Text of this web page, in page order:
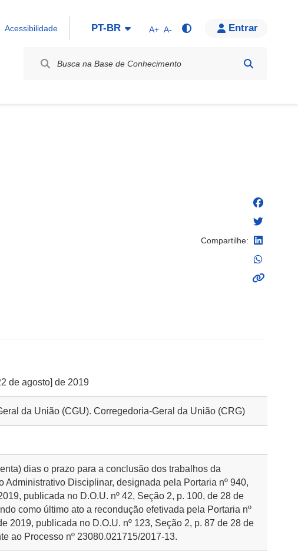
Acessibilidade PT-BR A+ A- Entrar
Compartilhe:
de agosto] de 2019
da União (CGU). Corregedoria-Geral da União (CRG)
dias o prazo para a conclusão dos trabalhos da
Administrativo Disciplinar, designada pela Portaria nº 940,
publicada no D.O.U. nº 42, Seção 2, p. 100, de 28 de
como último ato a recondução efetivada pela Portaria nº
2019, publicada no D.O.U. nº 123, Seção 2, p. 87 de 28 de
ao Processo nº 23080.021715/2017-13.